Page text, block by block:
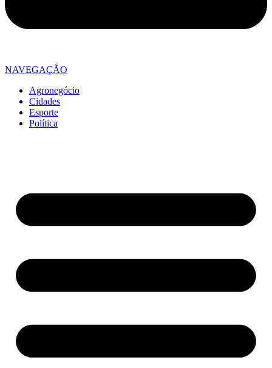
NAVEGAÇÃO
Agronegócio
Cidades
Esporte
Política